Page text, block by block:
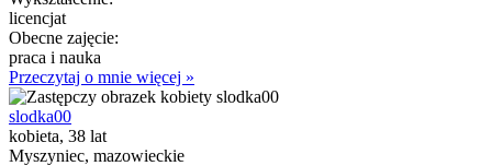
licencjat
Obecne zajęcie:
praca i nauka
Przeczytaj o mnie więcej »
slodka00
kobieta, 38 lat
Myszyniec, mazowieckie